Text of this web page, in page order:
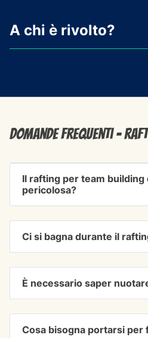
A chi è rivolto?
Domande frequenti -
Il rafting per team building
pericolosa?
Ci si bagna durante il
È necessario saper
Cosa bisogna portarsi per